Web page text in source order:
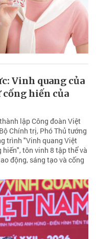
Vinh quang của
cống hiến của
lập Công đoàn Việt
Chính trị, Phó Thủ tướng
trình "Vinh quang Việt
hiến", tôn vinh 8 tập thể và
động, sáng tạo và cống